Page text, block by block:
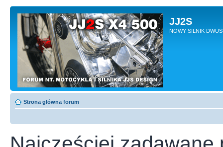
JJ2S
NOWY SILNIK
Strona główna forum